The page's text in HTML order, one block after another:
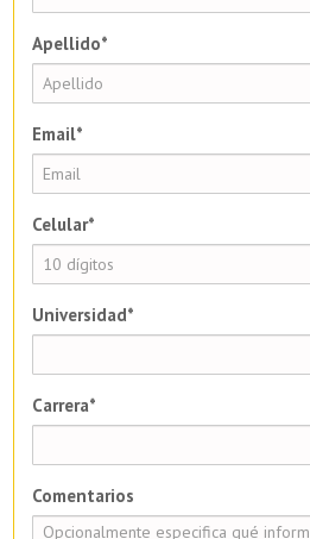
Apellido*
Email*
Celular*
Universidad*
Carrera*
Comentarios